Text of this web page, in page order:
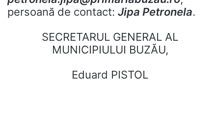
persoană de contact: Jipa Petronela.
SECRETARUL GENERAL AL
MUNICIPIULUI BUZĂU,
Eduard PISTOL